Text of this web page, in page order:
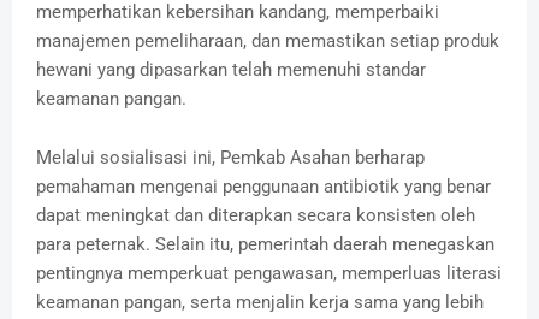
memperhatikan kebersihan kandang, memperbaiki
manajemen pemeliharaan, dan memastikan setiap produk
hewani yang dipasarkan telah memenuhi standar
keamanan pangan.
Melalui sosialisasi ini, Pemkab Asahan berharap
pemahaman mengenai penggunaan antibiotik yang benar
dapat meningkat dan diterapkan secara konsisten oleh
para peternak. Selain itu, pemerintah daerah menegaskan
pentingnya memperkuat pengawasan, memperluas literasi
keamanan pangan, serta menjalin kerja sama yang lebih